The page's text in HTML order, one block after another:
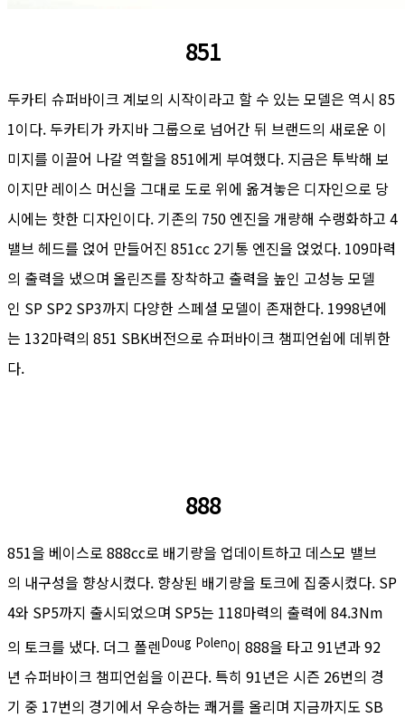
851
두카티 슈퍼바이크 계보의 시작이라고 할 수 있는 모델은 역시 85
1이다. 두카티가 카지바 그룹으로 넘어간 뒤 브랜드의 새로운 이
미지를 이끌어 나갈 역할을 851에게 부여했다. 지금은 투박해 보
이지만 레이스 머신을 그대로 도로 위에 옮겨놓은 디자인으로 당
시에는 핫한 디자인이다. 기존의 750 엔진을 개량해 수랭화하고 4
밸브 헤드를 얹어 만들어진 851cc 2기통 엔진을 얹었다. 109마력
의 출력을 냈으며 올린즈를 장착하고 출력을 높인 고성능 모델
인 SP SP2 SP3까지 다양한 스페셜 모델이 존재한다. 1998년에
는 132마력의 851 SBK버전으로 슈퍼바이크 챔피언쉽에 데뷔한
다.
888
851을 베이스로 888cc로 배기량을 업데이트하고 데스모 밸브
의 내구성을 향상시켰다. 향상된 배기량을 토크에 집중시켰다. SP
4와 SP5까지 출시되었으며 SP5는 118마력의 출력에 84.3Nm
의 토크를 냈다. 더그 폴렌Doug Polen이 888을 타고 91년과 92
년 슈퍼바이크 챔피언쉽을 이끈다. 특히 91년은 시즌 26번의 경
기 중 17번의 경기에서 우승하는 쾌거를 올리며 지금까지도 SB